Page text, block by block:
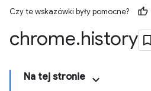
Czy te wskazówki były pomocne?
chrome.history
Na tej stronie